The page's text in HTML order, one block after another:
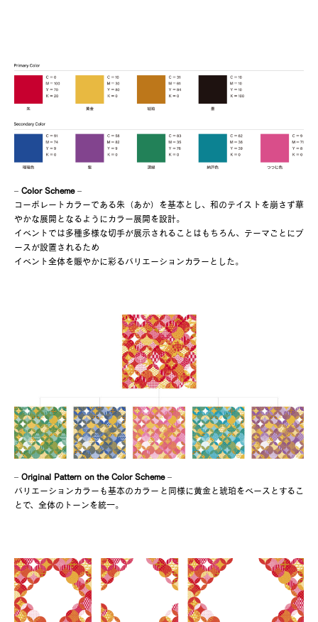
– Color Scheme–
コーポレートカラーである朱（あか）を基本とし、和のテイストを崩さず華
やかな展開となるようにカラー展開を設計。
イベントでは多種多様な切手が展示されることはもちろん、テーマごとにブ
ースが設置されるため
イベント全体を賑やかに彩るバリエーションカラーとした。
– Original Pattern on the Color Scheme–
バリエーションカラーも基本のカラーと同様に黄金と琥珀をベースとするこ
とで、全体のトーンを統一。